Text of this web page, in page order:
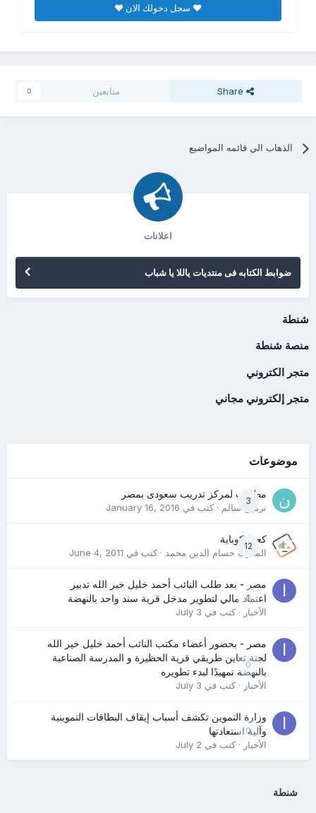
♥ سجل دخولك الان ♥
Share متابعين 0
الذهاب الي قائمه المواضيع
اعلانات
ضوابط الكتابه فى منتديات ياللا يا شباب
شنطة
منصة شنطة
متجر الكتروني
متجر إلكتروني مجاني
موضوعات
3
مطلوب لمركز تدريب سعودى بمصر
نرمين سالم· كتب في January 16, 2016
12
كعب كوباية
المدرب حسام الدين محمد· كتب في June 4, 2011
0
مصر - بعد طلب النائب أحمد خليل خير الله تدبير
اعتماد مالي لتطوير مدخل قرية سند واحد بالنهضة
الأخبار· كتب في July 3
0
مصر - بحضور أعضاء مكتب النائب أحمد خليل خير الله
لجنة تعاين طريقي قرية الحظيرة و المدرسة الصناعية
بالنهضة تمهيدًا لبدء تطويره
الأخبار· كتب في July 3
0
وزارة التموين تكشف أسباب إيقاف البطاقات التموينية
وآلية استعادتها
الأخبار· كتب في July 2
شنطة